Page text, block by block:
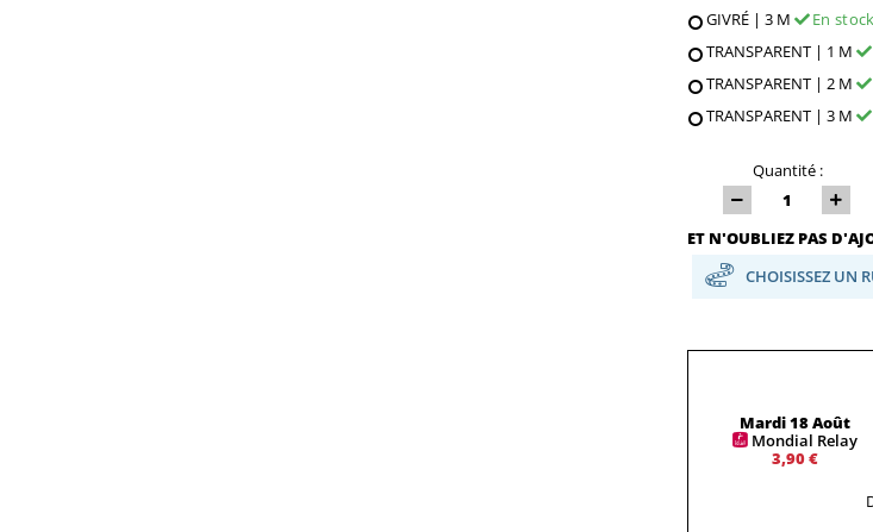
GIVRÉ | 3 M
En stock
TRANSPARENT | 1 M
TRANSPARENT | 2 M
TRANSPARENT | 3 M
Quantité :
ET N'OUBLIEZ PAS
CHOISISSEZ UN
Mardi 18 Août
Mondial Relay
3,90 €